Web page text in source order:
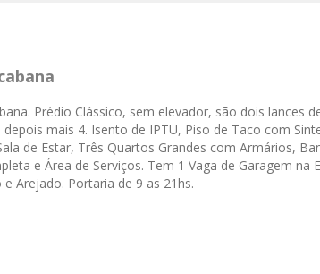
Prédio Clássico, sem elevador, são dois lances
mais 4. Isento de IPTU, Piso de Taco com
de Estar, Três Quartos Grandes com Armários,
e Área de Serviços. Tem 1 Vaga de Garagem na
Arejado. Portaria de 9 as 21hs.